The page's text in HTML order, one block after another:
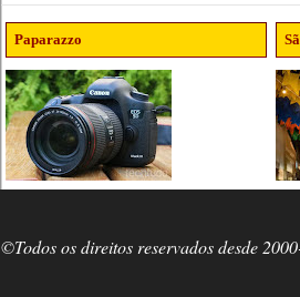
Paparazzo
©Todos os direitos reservados desde